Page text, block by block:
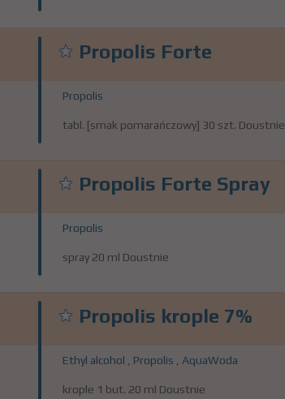
Propolis Forte
Propolis
tabl. [smak pomarańczowy] 30 szt. Doustnie
Propolis Forte Spray
Propolis
spray 20 ml Doustnie
Propolis krople 7%
Ethyl alcohol Propolis AquaWoda
krople 1 but. 20 ml Doustnie